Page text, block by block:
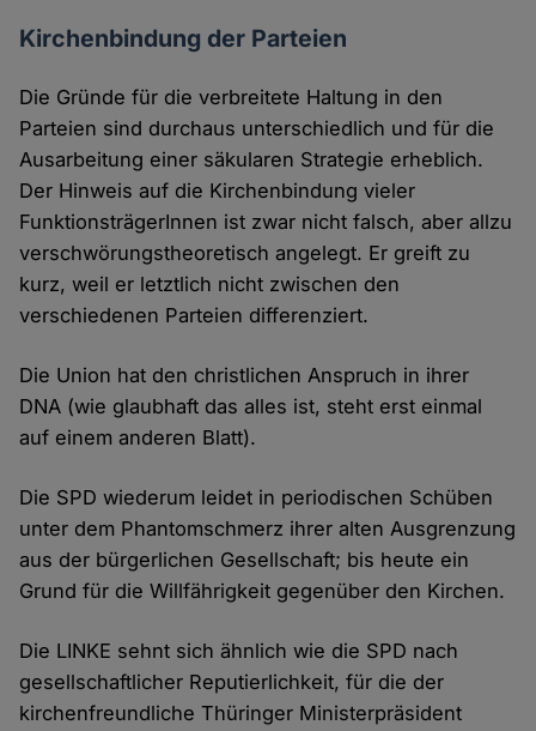
Kirchenbindung der Parteien
Die Gründe für die verbreitete Haltung in den
Parteien sind durchaus unterschiedlich und für die
Ausarbeitung einer säkularen Strategie erheblich.
Der Hinweis auf die Kirchenbindung vieler
FunktionsträgerInnen ist zwar nicht falsch, aber allzu
verschwörungstheoretisch angelegt. Er greift zu
kurz, weil er letztlich nicht zwischen den
verschiedenen Parteien differenziert.
Die Union hat den christlichen Anspruch in ihrer
DNA (wie glaubhaft das alles ist, steht erst einmal
auf einem anderen Blatt).
Die SPD wiederum leidet in periodischen Schüben
unter dem Phantomschmerz ihrer alten Ausgrenzung
aus der bürgerlichen Gesellschaft; bis heute ein
Grund für die Willfährigkeit gegenüber den Kirchen.
Die LINKE sehnt sich ähnlich wie die SPD nach
gesellschaftlicher Reputierlichkeit, für die der
kirchenfreundliche Thüringer Ministerpräsident